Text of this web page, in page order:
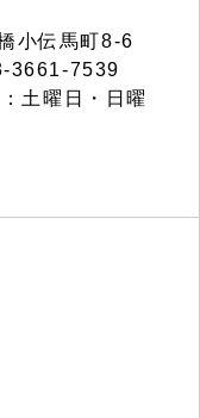
小伝馬町8-6
3661-7539
土曜日・日曜